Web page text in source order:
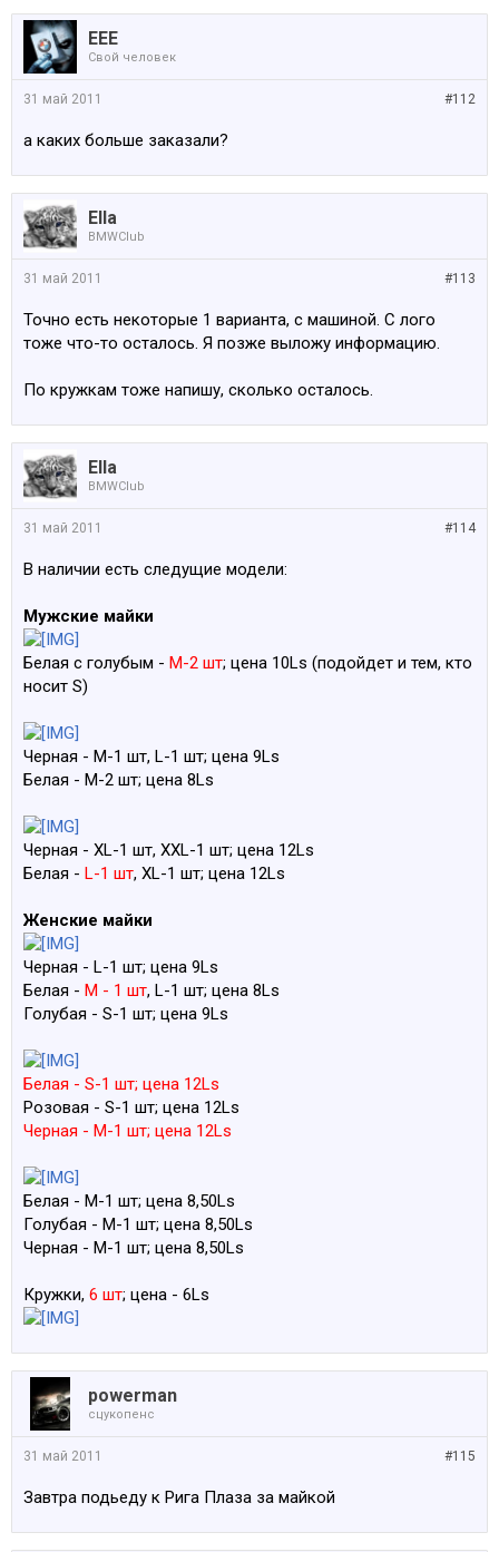
EEE
Свой человек
#112
31 май 2011
а каких больше заказали?
Ella
BMWClub
#113
31 май 2011
Точно есть некоторые 1 варианта, с машиной. С лого
тоже что-то осталось. Я позже выложу информацию.
По кружкам тоже напишу, сколько осталось.
Ella
BMWClub
#114
31 май 2011
В наличии есть следущие модели:
Мужские майки
Белая с голубым - M-2 шт; цена 10Ls (подойдет и тем, кто
носит S)
Черная - M-1 шт, L-1 шт; цена 9Ls
Белая - M-2 шт; цена 8Ls
Черная - XL-1 шт, XXL-1 шт; цена 12Ls
Белая - L-1 шт, XL-1 шт; цена 12Ls
Женские майки
Черная - L-1 шт; цена 9Ls
Белая - M - 1 шт, L-1 шт; цена 8Ls
Голубая - S-1 шт; цена 9Ls
Белая - S-1 шт; цена 12Ls
Розовая - S-1 шт; цена 12Ls
Черная - M-1 шт; цена 12Ls
Белая - M-1 шт; цена 8,50Ls
Голубая - M-1 шт; цена 8,50Ls
Черная - M-1 шт; цена 8,50Ls
Кружки, 6 шт; цена - 6Ls
powerman
сцукопенс
#115
31 май 2011
Завтра подьеду к Рига Плаза за майкой